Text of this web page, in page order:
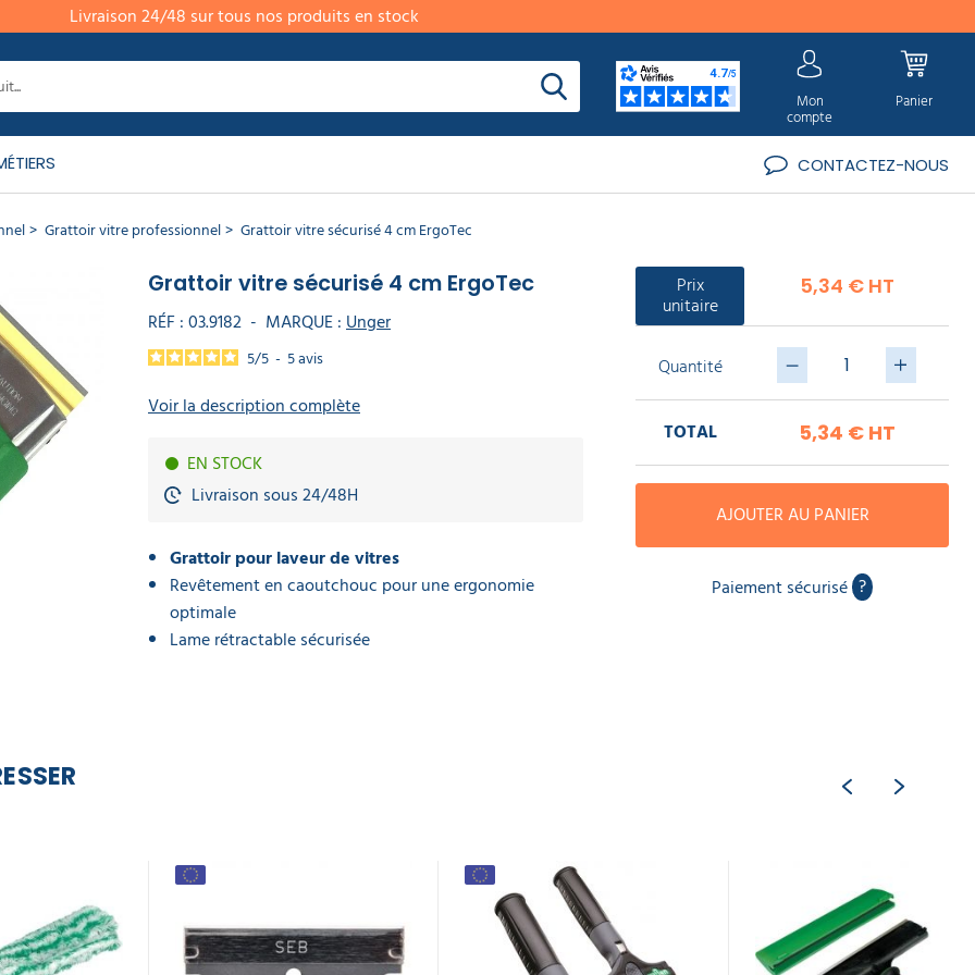
Livraison 24/48 sur tous nos produits en stock
Mon
compte
Panier
CONTACTEZ-NOUS
Grattoir vitre professionnel Grattoir vitre sécurisé 4 cm ErgoTec
Grattoir vitre sécurisé 4 cm ErgoTec
RÉF :03.9182 - MARQUE :Unger
5/5 - 5avis
Voir la description complète
EN STOCK
Livraison sous 24/48H
Grattoir pour laveur de vitres
Revêtement en caoutchouc pour une ergonomie
optimale
Lame rétractable sécurisée
Prix
unitaire
5,34 € HT
Quantité
TOTAL 5,34 € HT
AJOUTER AU PANIER
Paiement sécurisé ?